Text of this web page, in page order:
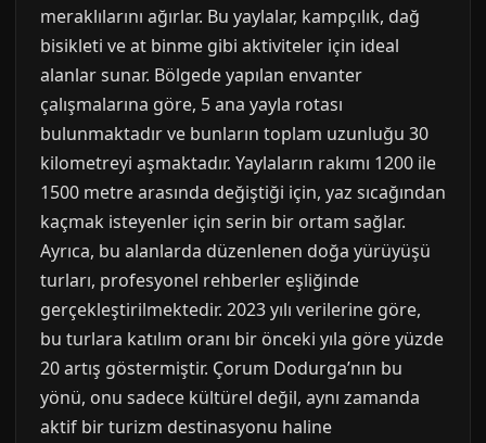
meraklılarını ağırlar. Bu yaylalar, kampçılık, dağ
bisikleti ve at binme gibi aktiviteler için ideal
alanlar sunar. Bölgede yapılan envanter
çalışmalarına göre, 5 ana yayla rotası
bulunmaktadır ve bunların toplam uzunluğu 30
kilometreyi aşmaktadır. Yaylaların rakımı 1200 ile
1500 metre arasında değiştiği için, yaz sıcağından
kaçmak isteyenler için serin bir ortam sağlar.
Ayrıca, bu alanlarda düzenlenen doğa yürüyüşü
turları, profesyonel rehberler eşliğinde
gerçekleştirilmektedir. 2023 yılı verilerine göre,
bu turlara katılım oranı bir önceki yıla göre yüzde
20 artış göstermiştir. Çorum Dodurga’nın bu
yönü, onu sadece kültürel değil, aynı zamanda
aktif bir turizm destinasyonu haline